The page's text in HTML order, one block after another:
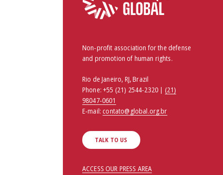
Non-profit association for the defense
and promotion of human rights.
Rio de Janeiro, RJ, Brazil
Phone:+55 (21) 2544-2320 | (21)
98047-0601
E-mail:contato@global.org.br
TALK TO US
ACCESS OUR PRESS AREA